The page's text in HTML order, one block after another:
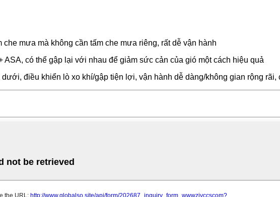
mưa mà không cần tấm che mưa riêng, rất dễ vận hành
có thể gập lại với nhau để giảm sức cản của gió một cách hiệu quả
điều khiển lò xo khí/gập tiện lợi, vận hành dễ dàng/không gian rộng